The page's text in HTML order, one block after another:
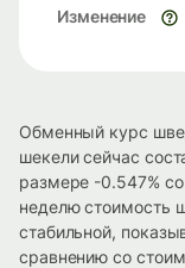
Изменение
Обменный курс
шекели сейчас
размере -0.547%
неделю стоимость
стабильной,
сравнению со